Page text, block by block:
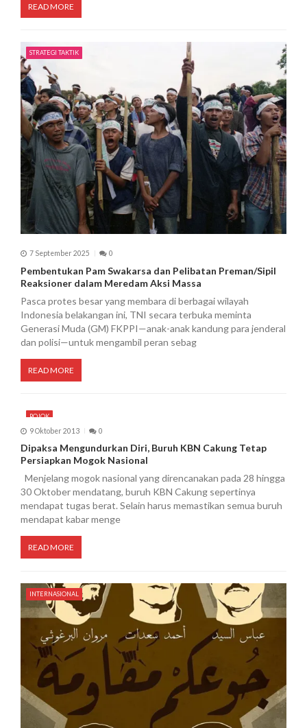
READ MORE
STRATEGI TAKTIK
7 September 2025 0
Pembentukan Pam Swakarsa dan Pelibatan Preman/Sipil
Reaksioner dalam Meredam Aksi Massa
Pasca protes besar yang membara di berbagai wilayah
Indonesia belakangan ini, TNI secara terbuka meminta
Generasi Muda (GM) FKPPI—anak-anak kandung para jenderal
dan polisi—untuk mengambil peran sebag
READ MORE
POJOK
9 Oktober 2013 0
Dipaksa Mengundurkan Diri, Buruh KBN Cakung Tetap
Persiapkan Mogok Nasional
Menjelang mogok nasional yang direncanakan pada 28 hingga
30 Oktober mendatang, buruh KBN Cakung sepertinya
mendapat tugas berat. Selain harus memastikan semua buruh
mendapat kabar menge
READ MORE
INTERNASIONAL